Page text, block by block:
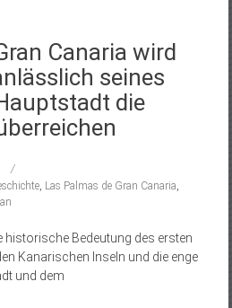
Canaria wird
seines
die
, Las Palmas de Gran Canaria,
historische Bedeutung des ersten
Kanarischen Inseln und die enge
und dem